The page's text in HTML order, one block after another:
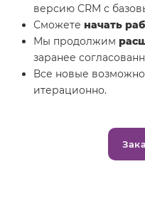
версию CRM с
Сможете начать
Мы продолжим
заранее
Все новые
итерационно.